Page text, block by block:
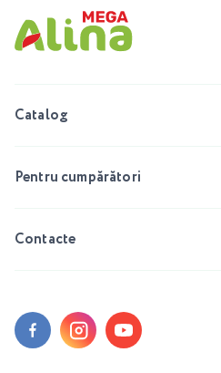
Catalog
Pentru cumpărători
Contacte